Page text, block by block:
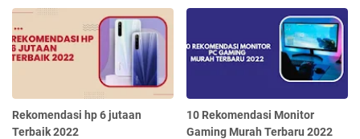
Rekomendasi hp 6 jutaan
Terbaik 2022
10 Rekomendasi Monitor
Gaming Murah Terbaru 2022